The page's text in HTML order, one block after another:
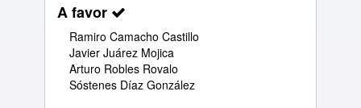
A favor
Ramiro Camacho Castillo
Javier Juárez Mojica
Arturo Robles Rovalo
Sóstenes Díaz González